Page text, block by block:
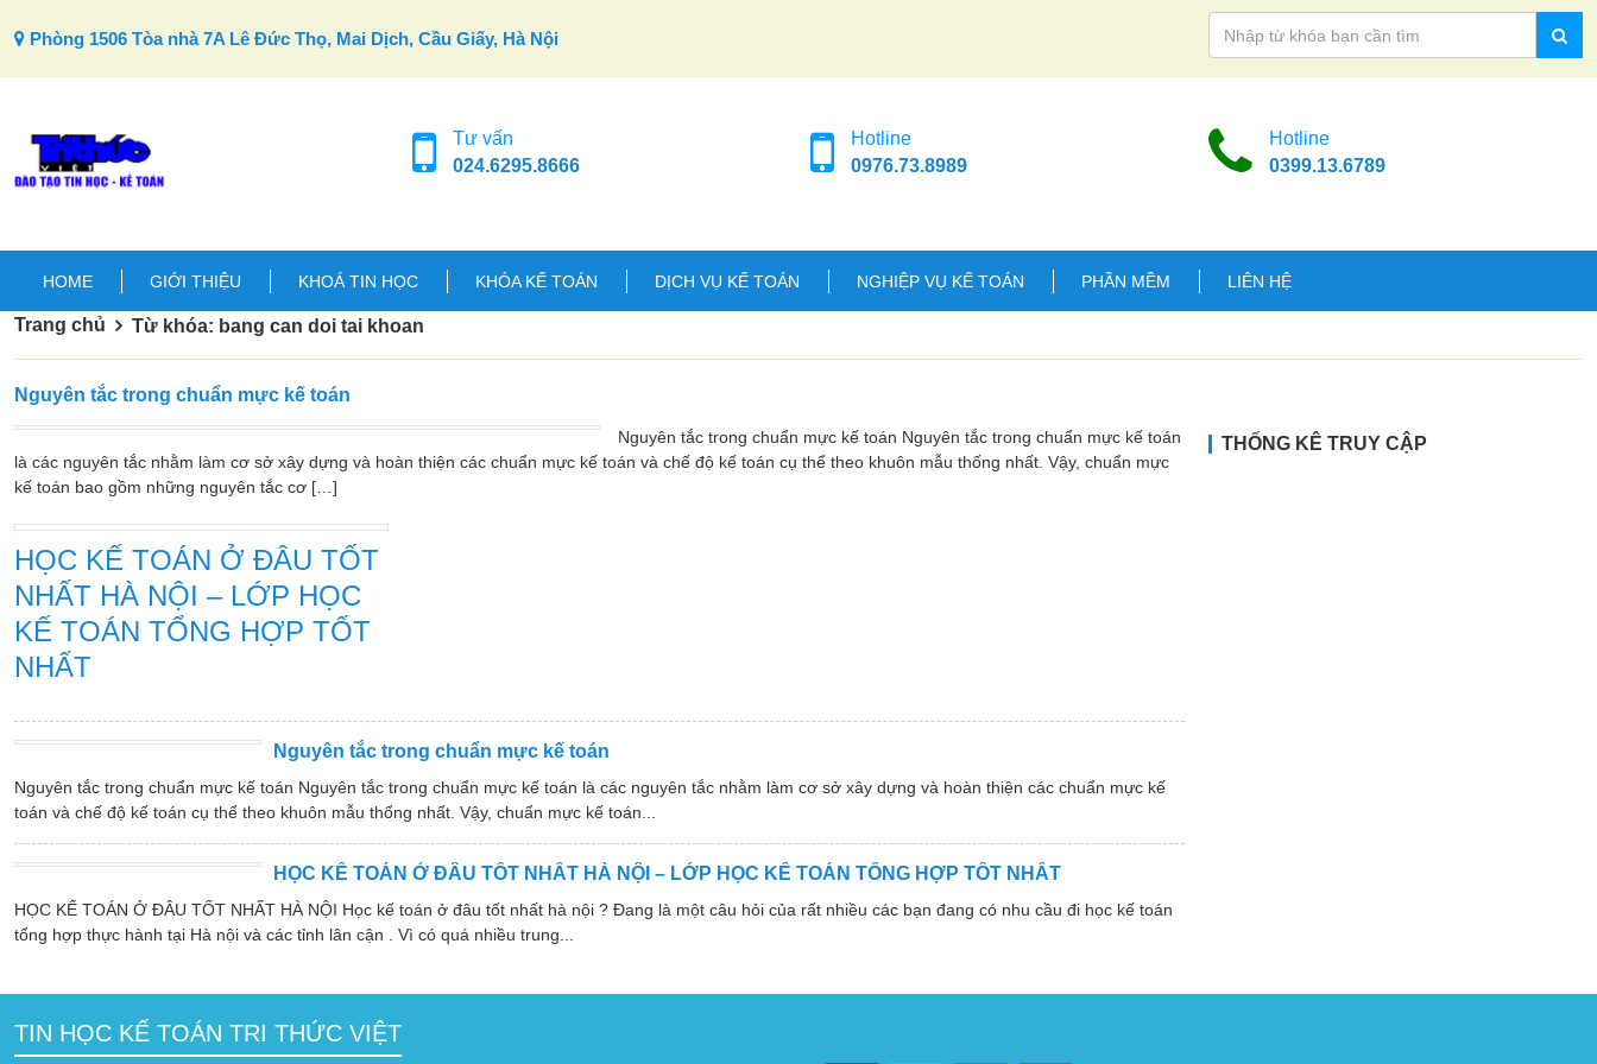
Phòng 1506 Tòa nhà 7A Lê Đức Thọ, Mai Dịch, Cầu Giấy, Hà Nội
Tư vấn
024.6295.8666
Hotline
0976.73.8989
Hotline
0399.13.6789
HOME GIỚI THIỆU KHOÁ TIN HỌC KHÓA KẾ TOÁN DỊCH VỤ KẾ TOÁN NGHIỆP VỤ KẾ TOÁN PHẦN MỀM LIÊN HỆ
Trang chủ Từ khóa: bang can doi tai khoan
Nguyên tắc trong chuẩn mực kế toán
Nguyên tắc trong chuẩn mực kế toán Nguyên tắc trong chuẩn mực kế toán
là các nguyên tắc nhằm làm cơ sở xây dựng và hoàn thiện các chuẩn mực kế toán và chế độ kế toán cụ thể theo khuôn mẫu thống nhất. Vậy, chuẩn mực
kế toán bao gồm những nguyên tắc cơ […]
HỌC KẾ TOÁN Ở ĐÂU TỐT
NHẤT HÀ NỘI – LỚP HỌC
KẾ TOÁN TỔNG HỢP TỐT
NHẤT
Nguyên tắc trong chuẩn mực kế toán
Nguyên tắc trong chuẩn mực kế toán Nguyên tắc trong chuẩn mực kế toán là các nguyên tắc nhằm làm cơ sở xây dựng và hoàn thiện các chuẩn mực kế
toán và chế độ kế toán cụ thể theo khuôn mẫu thống nhất. Vậy, chuẩn mực kế toán...
HỌC KẾ TOÁN Ở ĐÂU TỐT NHẤT HÀ NỘI – LỚP HỌC KẾ TOÁN TỔNG HỢP TỐT NHẤT
HỌC KẾ TOÁN Ở ĐÂU TỐT NHẤT HÀ NỘI Học kế toán ở đâu tốt nhất hà nội ? Đang là một câu hỏi của rất nhiều các bạn đang có nhu cầu đi học kế toán
tổng hợp thực hành tại Hà nội và các tỉnh lân cận . Vì có quá nhiều trung...
THỐNG KÊ TRUY CẬP
TIN HỌC KẾ TOÁN TRI THỨC VIỆT